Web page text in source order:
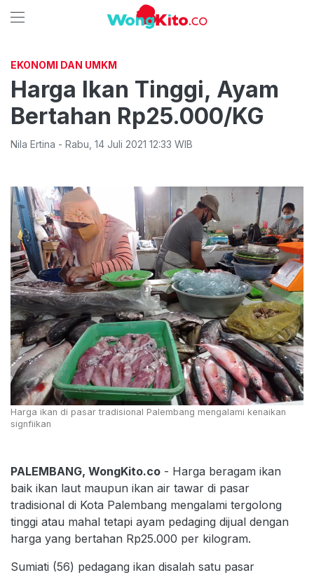
EKONOMI DAN UMKM
Harga Ikan Tinggi, Ayam
Bertahan Rp25.000/KG
Nila Ertina - Rabu 14 Juli 2021 12:33 WIB
Harga ikan di pasar tradisional Palembang mengalami kenaikan
signfiikan
PALEMBANG, WongKito.co - Harga beragam ikan
baik ikan laut maupun ikan air tawar di pasar
tradisional di Kota Palembang mengalami tergolong
tinggi atau mahal tetapi ayam pedaging dijual dengan
harga yang bertahan Rp25.000 per kilogram.
Sumiati (56) pedagang ikan disalah satu pasar